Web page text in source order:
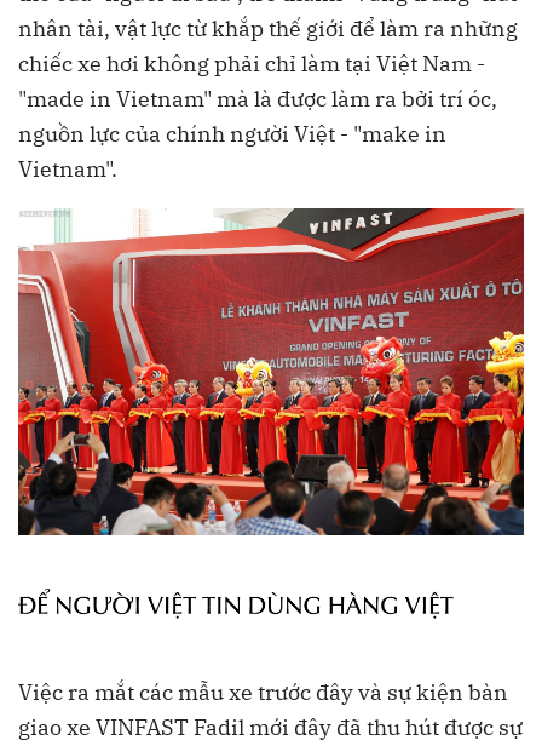
nhân tài, vật lực từ khắp thế giới để làm ra những
chiếc xe hơi không phải chỉ làm tại Việt Nam -
"made in Vietnam" mà là được làm ra bởi trí óc,
nguồn lực của chính người Việt - "make in
Vietnam".
Việc ra mắt các mẫu xe trước đây và sự kiện bàn
giao xe VINFAST Fadil mới đây đã thu hút được sự